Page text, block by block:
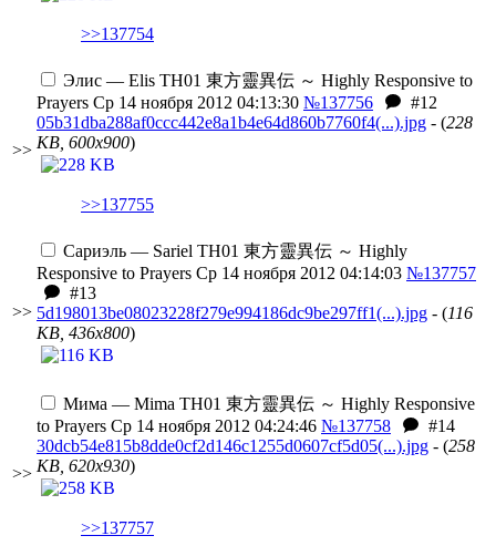
>>137754
>>
Элис — Elis TH01 東方靈異伝 ～ Highly Responsive to
Prayers Ср 14 ноября 2012 04:13:30 №137756
#12
05b31dba288af0ccc442e8a1b4e64d860b7760f4(...).jpg - (228
KB, 600x900)
>>137755
>>
Сариэль — Sariel TH01 東方靈異伝 ～ Highly
Responsive to Prayers Ср 14 ноября 2012 04:14:03 №137757
#13
5d198013be08023228f279e994186dc9be297ff1(...).jpg - (116
KB, 436x800)
>>
Мима — Mima TH01 東方靈異伝 ～ Highly Responsive
to Prayers Ср 14 ноября 2012 04:24:46 №137758
#14
30dcb54e815b8dde0cf2d146c1255d0607cf5d05(...).jpg - (258
KB, 620x930)
>>137757